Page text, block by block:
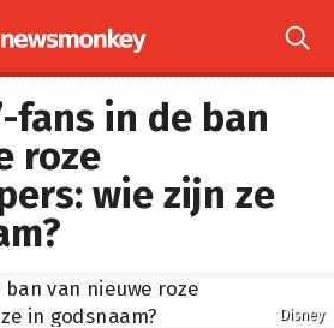

fans in de ban
roze
wie zijn ze
Disney